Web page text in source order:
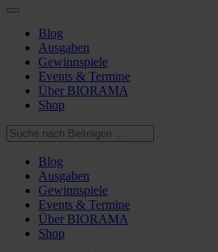
Blog
Ausgaben
Gewinnspiele
Events & Termine
Über BIORAMA
Shop
Blog
Ausgaben
Gewinnspiele
Events & Termine
Über BIORAMA
Shop